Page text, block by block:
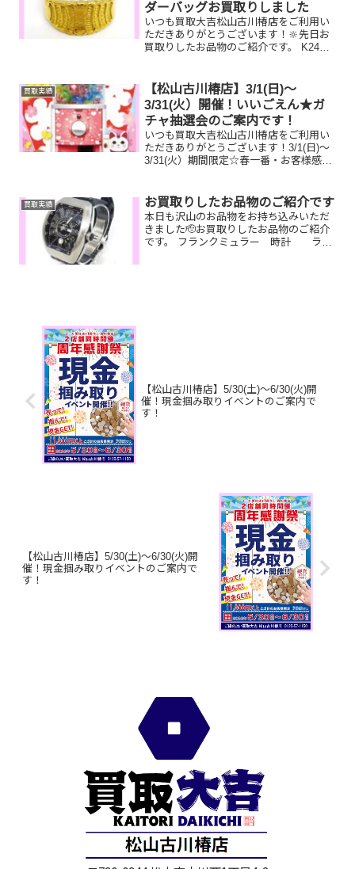
ダーバッグお買取りしました
いつも買取大吉松山古川椿店をご利用い
ただきありがとうございます！🔆先日お
買取りしたお品物のご紹介です。 K24リ
ざいませんか？ぜひ買取大吉松山古川椿
店にお査定させ...
買取実績
【松山古川椿店】3/1(日)～
3/31(火）開催！いいごえん★ガ
チャ抽選会のご案内です！
いつも買取大吉松山古川椿店をご利用い
ただきありがとうございます！3/1(日)～
3/31(火）期間限定☆春一番・お客様感謝
11,500円以上ご成約のお客様限定でご参
加いただけ...
買取実績 お買取りしたお品物のご紹介です
本日も沢山のお品物をお持ち込みいただ
きました🫡お買取りしたお品物のご紹介
です。 フランクミュラー 時計 ライ
【松山古川椿店】5/30(土)～6/30(火)開
催！現金掴み取りイベントのご案内で
す！
【松山古川椿店】5/30(土)～6/30(火)開
催！現金掴み取りイベントのご案内で
す！